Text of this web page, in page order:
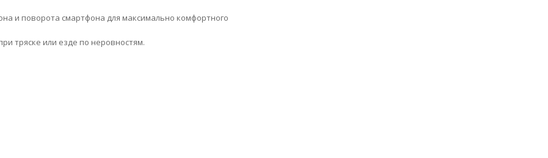
и поворота смартфона для максимально комфортного
тряске или езде по неровностям.